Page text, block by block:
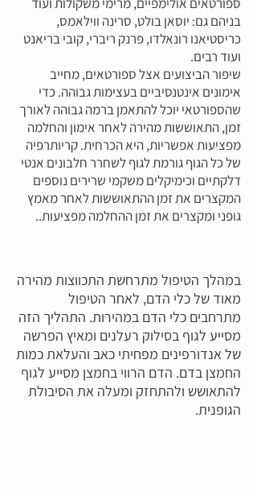
בניהם גם: יוסאן בולט, סרינה ווילאמס,
כריסטיאנו רונאלדו, פרנק ריברי, קובי בריאנט
ועוד רבים.
שיפור הביצועים אצל ספורטאים, מחייב
אימונים אינטנסיביים בעצימות גבוהה. כדי
שהספורטאי יוכל להתאמן ברמה גבוהה לאורך
זמן, התאוששות מהירה לאחר אימון והחלמה
מפציעות אפשריות, היא הכרחית. קריותרפיה
של כל הגוף גורמת לגוף לשחרר חלבונים אנטי
דלקתיים וכימיקלים משקמי שרירים נוספים
המקצרים את זמן ההתאוששות לאחר מאמץ
גופני ומקצרים את זמן ההחלמה מפציעות..
במהלך הטיפול מתרחשת התכווצות מהירה
מאוד של כלי הדם, לאחר הטיפול
מתרחבים כלי הדם במהירות. התהליך הזה
מסייע לגוף בסילוק רעלנים ומאיץ הפרשה
של אנדורפינים מפחיתי כאב והעלאת כמות
החמצן בדם. הדם הרווי בחמצן מסייע לגוף
להתאושש ולהתחזק ומעלה את הסיבולת
הגופנית.